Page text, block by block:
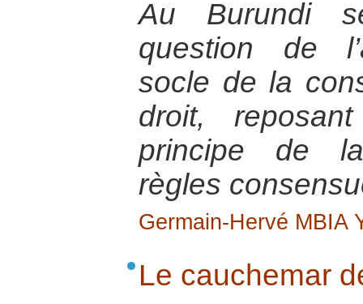
Au Burundi
question de
socle de la
droit,
principe de
règles
Germain-Hervé MBIA
Le cauchemar